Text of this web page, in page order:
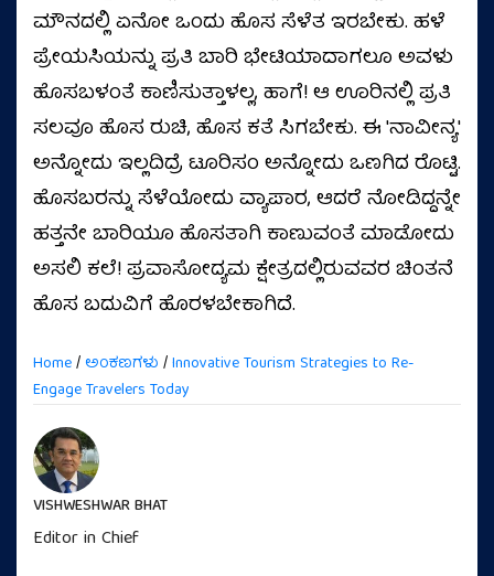
ಮೌನದಲ್ಲಿ ಏನೋ ಒಂದು ಹೊಸ ಸೆಳೆತ ಇರಬೇಕು. ಹಳೆ
ಪ್ರೇಯಸಿಯನ್ನು ಪ್ರತಿ ಬಾರಿ ಭೇಟಿಯಾದಾಗಲೂ ಅವಳು
ಹೊಸಬಳಂತೆ ಕಾಣಿಸುತ್ತಾಳಲ್ಲ, ಹಾಗೆ! ಆ ಊರಿನಲ್ಲಿ ಪ್ರತಿ
ಸಲವೂ ಹೊಸ ರುಚಿ, ಹೊಸ ಕತೆ ಸಿಗಬೇಕು. ಈ 'ನಾವೀನ್ಯ'
ಅನ್ನೋದು ಇಲ್ಲದಿದ್ರೆ ಟೂರಿಸಂ ಅನ್ನೋದು ಒಣಗಿದ ರೊಟ್ಟಿ.
ಹೊಸಬರನ್ನು ಸೆಳೆಯೋದು ವ್ಯಾಪಾರ, ಆದರೆ ನೋಡಿದ್ದನ್ನೇ
ಹತ್ತನೇ ಬಾರಿಯೂ ಹೊಸತಾಗಿ ಕಾಣುವಂತೆ ಮಾಡೋದು
ಅಸಲಿ ಕಲೆ! ಪ್ರವಾಸೋದ್ಯಮ ಕ್ಷೇತ್ರದಲ್ಲಿರುವವರ ಚಿಂತನೆ
ಹೊಸ ಬದುವಿಗೆ ಹೊರಳಬೇಕಾಗಿದೆ.
Home/ ಅಂಕಣಗಳು /Innovative Tourism Strategies to Re-
Engage Travelers Today
VISHWESHWAR BHAT
Editor in Chief